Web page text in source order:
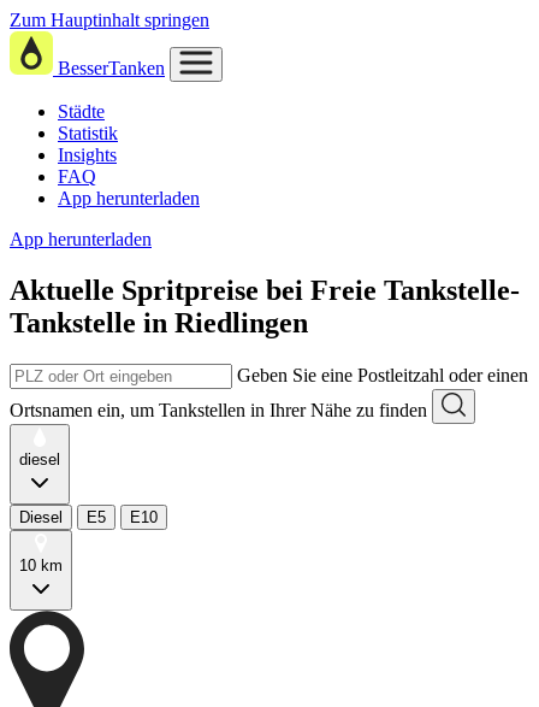
Zum Hauptinhalt springen
BesserTanken
Städte
Statistik
Insights
FAQ
App herunterladen
App herunterladen
Aktuelle Spritpreise bei Freie Tankstelle-
Tankstelle in Riedlingen
Geben Sie eine Postleitzahl oder einen
Ortsnamen ein, um Tankstellen in Ihrer Nähe zu finden
diesel
Diesel E5 E10
10 km